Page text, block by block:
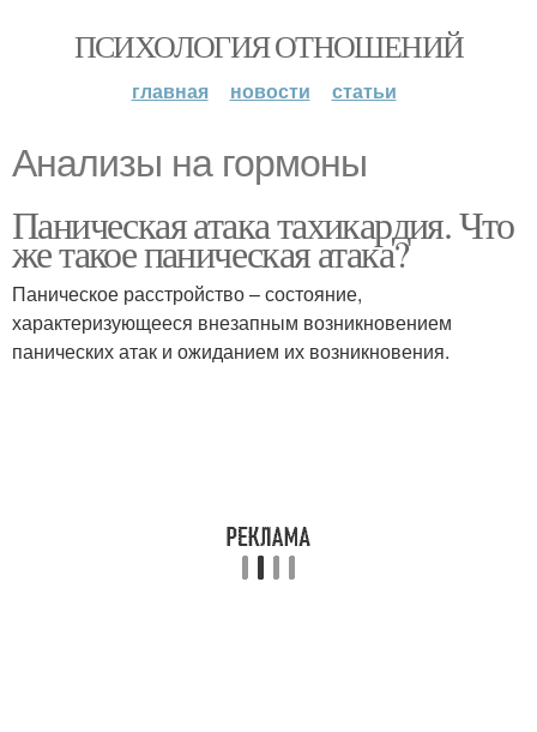
ПСИХОЛОГИЯ ОТНОШЕНИЙ
главная новости статьи
Анализы на гормоны
Паническая атака тахикардия. Что
же такое паническая атака?
Паническое расстройство – состояние,
характеризующееся внезапным возникновением
панических атак и ожиданием их возникновения.